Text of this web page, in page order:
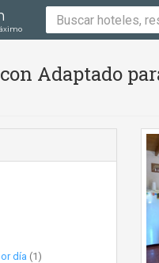
Adaptado
día (1)